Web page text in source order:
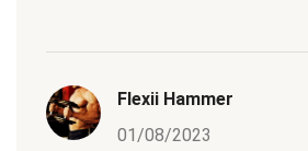
Flexii Hammer
01/08/2023